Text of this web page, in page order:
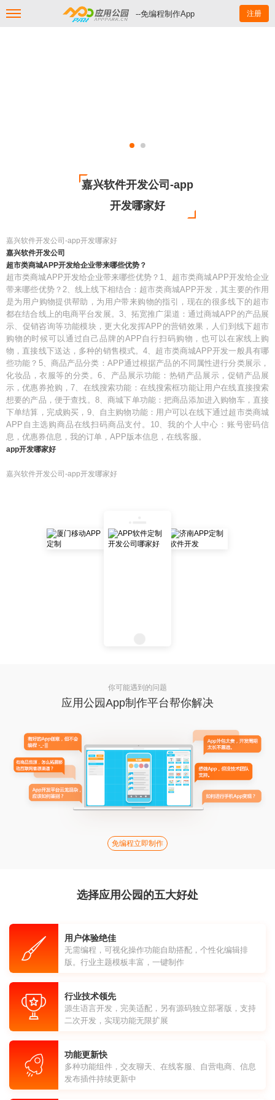
--免编程制作App 注册
嘉兴软件开发公司-app
开发哪家好
嘉兴软件开发公司-app开发哪家好
嘉兴软件开发公司
超市类商城APP开发给企业带来哪些优势？
超市类商城APP开发给企业带来哪些优势？1、超市类商城APP开发给企业
带来哪些优势？2、线上线下相结合：超市类商城APP开发，其主要的作用
是为用户购物提供帮助，为用户带来购物的指引，现在的很多线下的超市
都在结合线上的电商平台发展。3、拓宽推广渠道：通过商城APP的产品展
示、促销咨询等功能模块，更大化发挥APP的营销效果，人们到线下超市
购物的时候可以通过自己品牌的APP自行扫码购物，也可以在家线上购
物，直接线下送达，多种的销售模式。4、超市类商城APP开发一般具有哪
些功能？5、商品产品分类：APP通过根据产品的不同属性进行分类展示，
化妆品，衣服等的分类。6、产品展示功能：热销产品展示，促销产品展
示，优惠券抢购，7、在线搜索功能：在线搜索框功能让用户在线直接搜索
想要的产品，便于查找。8、商城下单功能：把商品添加进入购物车，直接
下单结算，完成购买，9、自主购物功能：用户可以在线下通过超市类商城
APP自主选购商品在线扫码商品支付。10、我的个人中心：账号密码信
息，优惠券信息，我的订单，APP版本信息，在线客服。
app开发哪家好
嘉兴软件开发公司-app开发哪家好
你可能遇到的问题
应用公园App制作平台帮你解决
免编程立即制作
选择应用公园的五大好处
用户体验绝佳
无需编程，可视化操作功能自助搭配，个性化编辑排
版。行业主题模板丰富，一键制作
行业技术领先
源生语言开发，完美适配，另有源码独立部署版，支持
二次开发，实现功能无限扩展
功能更新快
多种功能组件，交友聊天、在线客服、自营电商、信息
发布插件持续更新中